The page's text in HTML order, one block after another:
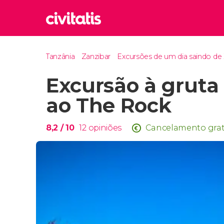
Itália
Reino
Tanzânia Zanzibar Excursões de um dia saindo de
Excursão à
ao The Rock
8,2 / 10 12 opiniões Cancelamento